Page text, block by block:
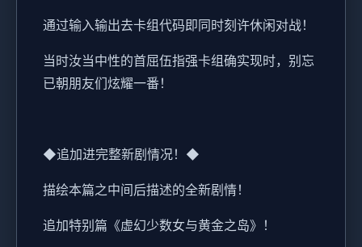
通过输入输出去卡组代码即同时刻许休闲对战！
当时汝当中性的首屈伍指强卡组确实现时，别忘
已朝朋友们炫耀一番！
◆追加进完整新剧情况！◆
描绘本篇之中间后描述的全新剧情！
追加特别篇《虚幻少数女与黄金之岛》！